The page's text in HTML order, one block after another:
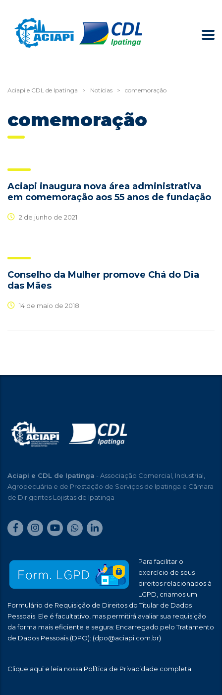
Aciapi e CDL de Ipatinga > Notícias > comemoração
comemoração
Aciapi inaugura nova área administrativa
em comemoração aos 55 anos de fundação
2 de junho de 2021
Conselho da Mulher promove Chá do Dia
das Mães
14 de maio de 2018
Aciapi e CDL de Ipatinga - Associação Comercial, Industrial,
Agropecuária e de Prestação de Serviços de Ipatinga e Câmara
de Dirigentes Lojistas de Ipatinga
Para facilitar o
exercício de seus
direitos relacionados à
LGPD, criamos um
Formulário de Requisição de Direitos do Titular de Dados
Pessoais. Ele é facultativo, mas permitirá avaliar sua requisição
da forma mais eficiente e segura: Encarregado pelo Tratamento
de Dados Pessoais (DPO): (dpo@aciapi.com.br)
Clique aqui e leia nossa Política de Privacidade completa.